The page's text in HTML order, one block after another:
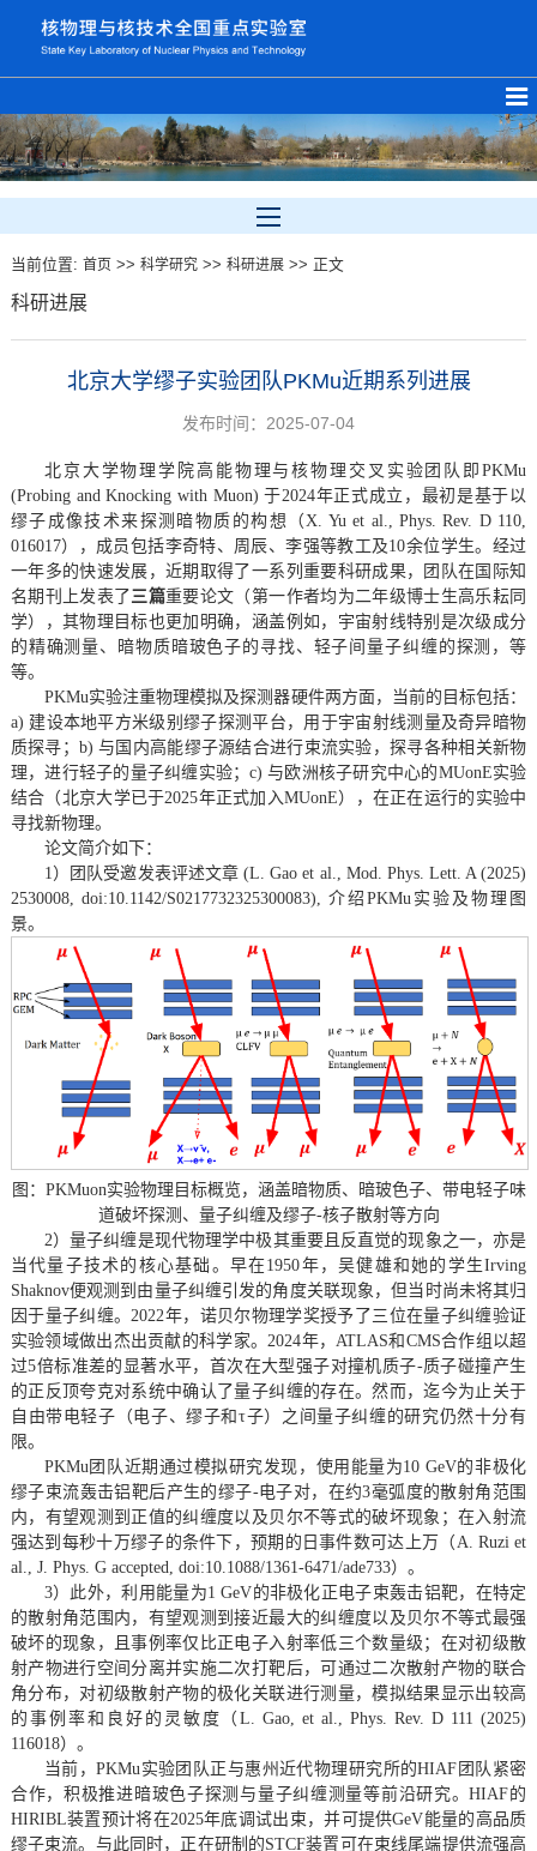
当前位置: 首页>> 科学研究>> 科研进展>> 正文
科研进展
北京大学缪子实验团队PKMu近期系列进展
发布时间：2025-07-04
北京大学物理学院高能物理与核物理交叉实验团队即PKMu
(Probing and Knocking with Muon) 于2024年正式成立，最初是基于以
缪子成像技术来探测暗物质的构想（X. Yu et al., Phys. Rev. D 110,
016017），成员包括李奇特、周辰、李强等教工及10余位学生。经过
一年多的快速发展，近期取得了一系列重要科研成果，团队在国际知
名期刊上发表了三篇重要论文（第一作者均为二年级博士生高乐耘同
学），其物理目标也更加明确，涵盖例如，宇宙射线特别是次级成分
的精确测量、暗物质暗玻色子的寻找、轻子间量子纠缠的探测，等
等。
PKMu实验注重物理模拟及探测器硬件两方面，当前的目标包括：
a) 建设本地平方米级别缪子探测平台，用于宇宙射线测量及奇异暗物
质探寻；b) 与国内高能缪子源结合进行束流实验，探寻各种相关新物
理，进行轻子的量子纠缠实验；c) 与欧洲核子研究中心的MUonE实验
结合（北京大学已于2025年正式加入MUonE），在正在运行的实验中
寻找新物理。
论文简介如下：
1）团队受邀发表评述文章 (L. Gao et al., Mod. Phys. Lett. A (2025)
2530008, doi:10.1142/S0217732325300083), 介绍PKMu实验及物理图
景。
图：PKMuon实验物理目标概览，涵盖暗物质、暗玻色子、带电轻子味
道破坏探测、量子纠缠及缪子-核子散射等方向
2）量子纠缠是现代物理学中极其重要且反直觉的现象之一，亦是
当代量子技术的核心基础。早在1950年，吴健雄和她的学生Irving
Shaknov便观测到由量子纠缠引发的角度关联现象，但当时尚未将其归
因于量子纠缠。2022年，诺贝尔物理学奖授予了三位在量子纠缠验证
实验领域做出杰出贡献的科学家。2024年，ATLAS和CMS合作组以超
过5倍标准差的显著水平，首次在大型强子对撞机质子-质子碰撞产生
的正反顶夸克对系统中确认了量子纠缠的存在。然而，迄今为止关于
自由带电轻子（电子、缪子和τ子）之间量子纠缠的研究仍然十分有
限。
PKMu团队近期通过模拟研究发现，使用能量为10 GeV的非极化
缪子束流轰击铝靶后产生的缪子-电子对，在约3毫弧度的散射角范围
内，有望观测到正值的纠缠度以及贝尔不等式的破坏现象；在入射流
强达到每秒十万缪子的条件下，预期的日事件数可达上万（A. Ruzi et
al., J. Phys. G accepted, doi:10.1088/1361-6471/ade733）。
3）此外，利用能量为1 GeV的非极化正电子束轰击铝靶，在特定
的散射角范围内，有望观测到接近最大的纠缠度以及贝尔不等式最强
破坏的现象，且事例率仅比正电子入射率低三个数量级；在对初级散
射产物进行空间分离并实施二次打靶后，可通过二次散射产物的联合
角分布，对初级散射产物的极化关联进行测量，模拟结果显示出较高
的事例率和良好的灵敏度（L. Gao, et al., Phys. Rev. D 111 (2025)
116018）。
当前，PKMu实验团队正与惠州近代物理研究所的HIAF团队紧密
合作，积极推进暗玻色子探测与量子纠缠测量等前沿研究。HIAF的
HIRIBL装置预计将在2025年底调试出束，并可提供GeV能量的高品质
缪子束流。与此同时，正在研制的STCF装置可在束线尾端提供流强高